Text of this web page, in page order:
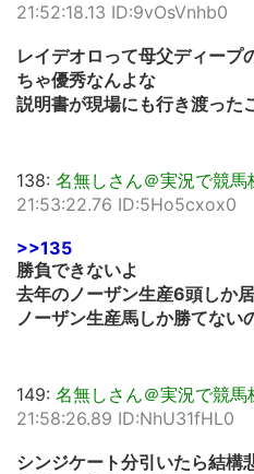
21:52:18.13 ID:9vOsVnhb0
レイデオロって母父ディープ
ちゃ優秀なんよな
説明書が現場にも行き渡った
138: 名無しさん＠実況で競馬
21:53:22.76 ID:5Ho5cxox0
>>135
勝負できないよ
去年のノーザン生産6頭しか
ノーザン生産馬しか勝てない
149: 名無しさん＠実況で競馬
21:58:26.89 ID:NhU31fHL0
シンジケート分引いたら結構